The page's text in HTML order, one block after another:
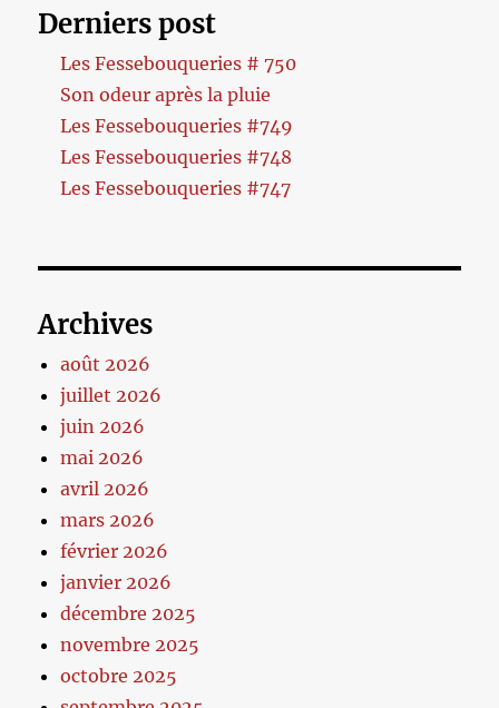
Derniers post
Les Fessebouqueries # 750
Son odeur après la pluie
Les Fessebouqueries #749
Les Fessebouqueries #748
Les Fessebouqueries #747
Archives
août 2026
juillet 2026
juin 2026
mai 2026
avril 2026
mars 2026
février 2026
janvier 2026
décembre 2025
novembre 2025
octobre 2025